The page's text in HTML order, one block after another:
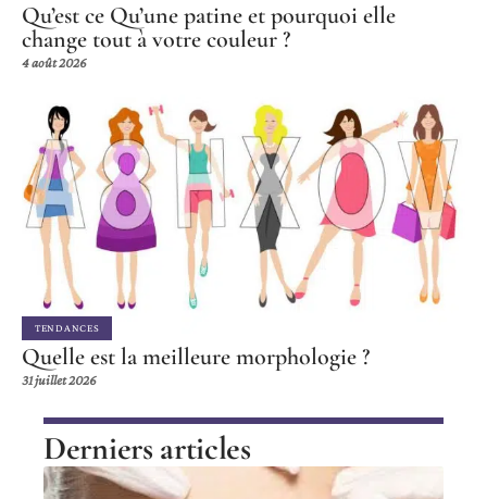
Qu’est ce Qu’une patine et pourquoi elle
change tout à votre couleur ?
4 août 2026
TENDANCES
Quelle est la meilleure morphologie ?
31 juillet 2026
Derniers articles